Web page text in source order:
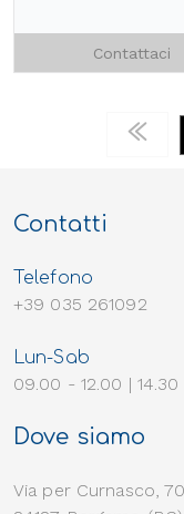
Contattaci
Contatti
Telefono
+39 035 261092
Lun-Sab
09.00 - 12.00 | 14.30
Dove siamo
Via per Curnasco, 70